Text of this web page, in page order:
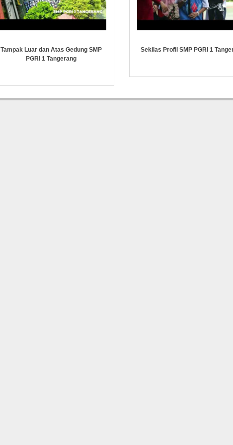
Tampak Luar dan Atas Gedung SMP
PGRI 1 Tangerang
Sekilas Profil SMP PGRI 1